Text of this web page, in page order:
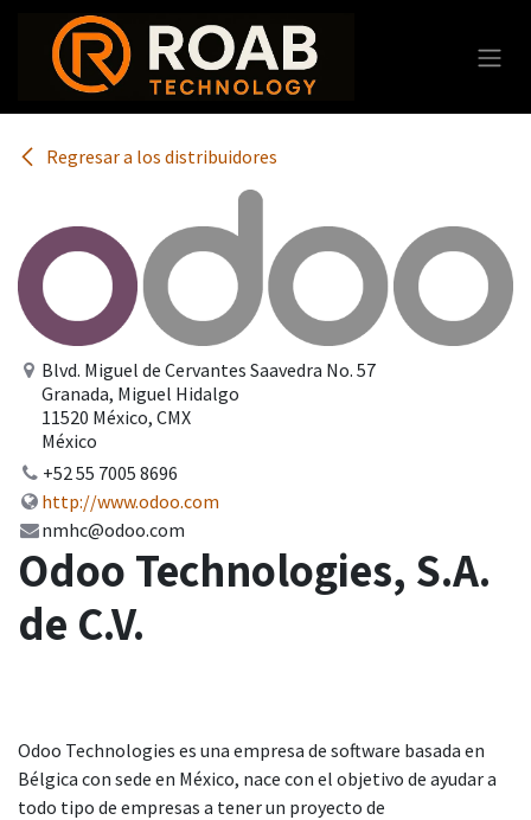
Ir al contenido
Regresar a los distribuidores
Blvd. Miguel de Cervantes Saavedra No. 57
Granada, Miguel Hidalgo
11520 México, CMX
México
+52 55 7005 8696
http://www.odoo.com
nmhc@odoo.com
Odoo Technologies, S.A.
de C.V.
Odoo Technologies es una empresa de software basada en
Bélgica con sede en México, nace con el objetivo de ayudar a
todo tipo de empresas a tener un proyecto de